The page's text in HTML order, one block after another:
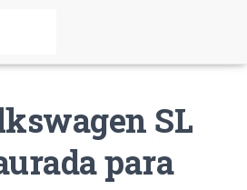
SL
para